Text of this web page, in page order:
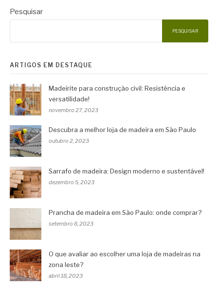
Pesquisar
PESQUISAR
ARTIGOS EM DESTAQUE
Madeirite para construção civil: Resistência e
versatilidade!
novembro 27, 2023
Descubra a melhor loja de madeira em São Paulo
outubro 2, 2023
Sarrafo de madeira: Design moderno e sustentável!
dezembro 5, 2023
Prancha de madeira em São Paulo: onde comprar?
setembro 8, 2023
O que avaliar ao escolher uma loja de madeiras na
zona leste?
abril 18, 2023